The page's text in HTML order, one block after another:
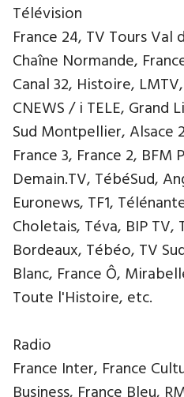
Télévision
France 24, TV Tours Val
Chaîne Normande,
Canal 32, Histoire,
CNEWS / i TELE, Grand
Sud Montpellier, Alsace
France 3, France 2, BFM
Demain.TV, TébéSud,
Euronews, TF1,
Choletais, Téva, BIP TV,
Bordeaux, Tébéo, TV
Blanc, France Ô,
Toute l'Histoire, etc.
Radio
France Inter, France